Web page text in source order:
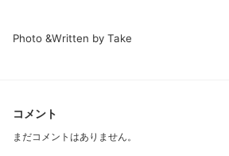
Photo &Written by Take
コメント
まだコメントはありません。